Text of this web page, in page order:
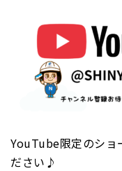
YouTube限定のショ
ださい♪